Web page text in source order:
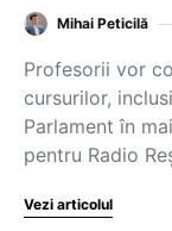
Mihai Peticilă
Profesorii vor
cursurilor,
Parlament în
pentru Radio
Vezi articolul